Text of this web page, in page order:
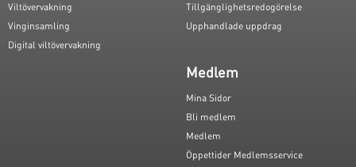
Viltövervakning
Vinginsamling
Digital viltövervakning
Tillgänglighetsredogörelse
Upphandlade uppdrag
Medlem
Mina Sidor
Bli medlem
Medlem
Öppettider Medlemsservice